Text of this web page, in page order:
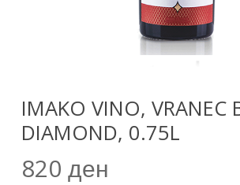
IMAKO VINO, VRANEC
DIAMOND, 0.75L
820 ден